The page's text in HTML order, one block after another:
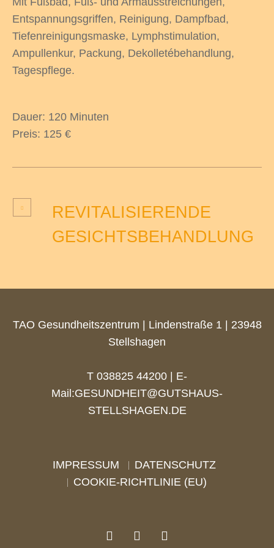
Entspannungsgriffen, Reinigung, Dampfbad,
Tiefenreinigungsmaske, Lymphstimulation,
Ampullenkur, Packung, Dekolletébehandlung,
Tagespflege.
Dauer: 120 Minuten
Preis: 125 €
REVITALISIERENDE
GESICHTSBEHANDLUNG
TAO Gesundheitszentrum | Lindenstraße 1 | 23948
Stellshagen
T 038825 44200 | E-
Mail:GESUNDHEIT@GUTSHAUS-
STELLSHAGEN.DE
IMPRESSUM
DATENSCHUTZ
COOKIE-RICHTLINIE (EU)